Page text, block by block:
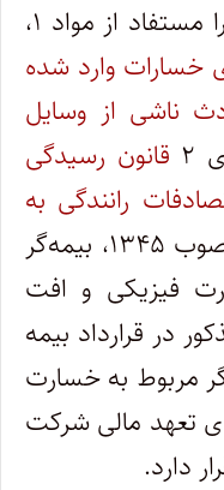
خوانده ردیف دوم نیست (زیرا مستفاد از مواد ۱،
خسارات وارد شده
ناشی از وسایل
قانون رسیدگی
رانندگی به
مصوب ۱۳۴۵، بیمه‌گر
فیزیکی و افت
در قرارداد بیمه
تومان دیگر مربوط به خسارت
تعهد مالی شرکت
دارد.